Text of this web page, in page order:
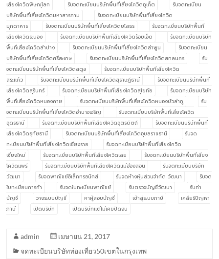
เสี่ยงโควิดพิษณุโลก
รับจดทะเบียนบริษัทพื้นที่เสี่ยงโควิดภูเก็ต
รับจดทะเบียน
บริษัทพื้นที่เสี่ยงโควิดมหาสารคาม
รับจดทะเบียนบริษัทพื้นที่เสี่ยงโควิด
มุกดาหาร
รับจดทะเบียนบริษัทพื้นที่เสี่ยงโควิดยโสธร
รับจดทะเบียนบริษัทพื้นที่
เสี่ยงโควิดระนอง
รับจดทะเบียนบริษัทพื้นที่เสี่ยงโควิดร้อยเอ็ด
รับจดทะเบียนบริษัท
พื้นที่เสี่ยงโควิดลำปาง
รับจดทะเบียนบริษัทพื้นที่เสี่ยงโควิดลำพูน
รับจดทะเบียน
บริษัทพื้นที่เสี่ยงโควิดศรีสะเกษ
รับจดทะเบียนบริษัทพื้นที่เสี่ยงโควิดสกลนคร
รับ
จดทะเบียนบริษัทพื้นที่เสี่ยงโควิดสตูล
รับจดทะเบียนบริษัทพื้นที่เสี่ยงโควิด
สระแก้ว
รับจดทะเบียนบริษัทพื้นที่เสี่ยงโควิดสุราษฎ์ธานี
รับจดทะเบียนบริษัทพื้นที่
เสี่ยงโควิดสุรินทร์
รับจดทะเบียนบริษัทพื้นที่เสี่ยงโควิดสุโขทัย
รับจดทะเบียนบริษัท
พื้นที่เสี่ยงโควิดหนองคาย
รับจดทะเบียนบริษัทพื้นที่เสี่ยงโควิดหนองบัวลำภู
รับ
จดทะเบียนบริษัทพื้นที่เสี่ยงโควิดอำนาจเจริญ
รับจดทะเบียนบริษัทพื้นที่เสี่ยงโควิด
อุดรธานี
รับจดทะเบียนบริษัทพื้นที่เสี่ยงโควิดอุตรดิตถ์
รับจดทะเบียนบริษัทพื้นที่
เสี่ยงโควิดอุทัยธานี
รับจดทะเบียนบริษัทพื้นที่เสี่ยงโควิดอุบลราชธานี
รับจด
ทะเบียนบริษัทพื้นที่เสี่ยงโควิดเชียงราย
รับจดทะเบียนบริษัทพื้นที่เสี่ยงโควิด
เชียงใหม่
รับจดทะเบียนบริษัทพื้นที่เสี่ยงโควิดเลย
รับจดทะเบียนบริษัทพื้นที่เสี่ยง
โควิดแพร่
รับจดทะเบียนบริษัทพื้นที่เสี่ยงโควิดแม่ฮ่องสอน
รับจดทะเบียนบริษัท
วัฒนา
รับจดพาณิชย์อิเล็กทรอนิกส์ รับจดห้างหุ้นส่วนจำกัด วัฒนา
รับจด
ใบทะเบียนการค้า
รับจดใบทะเบียนพาณิชย์ รับตรวจบัญชีวัฒนา
รับทำ
บัญชี
วางระบบบัญชี หาผู้สอบบัญชี เข้าสู่ระบบภาษี
เคลียร์ปัญหา
ภาษี
เปิดบริษัท เปิดบริษัทแต่ไม่เคยปิดงบ
admin
เมษายน 21, 2017
จดทะเบียนบริษัทท่องเที่ยว50เขตในกรุงเทพ